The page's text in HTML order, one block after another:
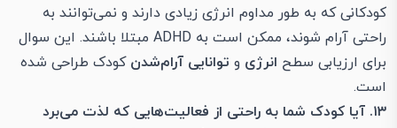
کودکانی که به طور مداوم انرژی زیادی دارند و نمی‌توانند به
راحتی آرام شوند، ممکن است به ADHD مبتلا باشند. این سوال
برای ارزیابی سطح انرژی و توانایی آرام‌شدن کودک طراحی شده
است.
۱۳. آیا کودک شما به راحتی از فعالیت‌هایی که لذت می‌برد